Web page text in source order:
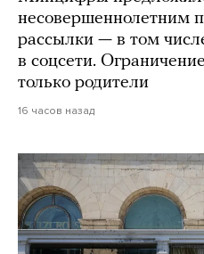
несовершеннолетним
рассылки — в том
в соцсети.
только родители
16 часов назад